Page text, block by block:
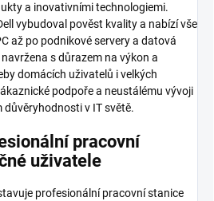
a inovativními technologiemi.
vybudoval pověst kvality a nabízí vše
až po podnikové servery a datová
s důrazem na výkon a
domácích uživatelů i velkých
podpoře a neustálému vývoji
důvěryhodnosti v IT světě.
pracovní
uživatele
profesionální pracovní stanice